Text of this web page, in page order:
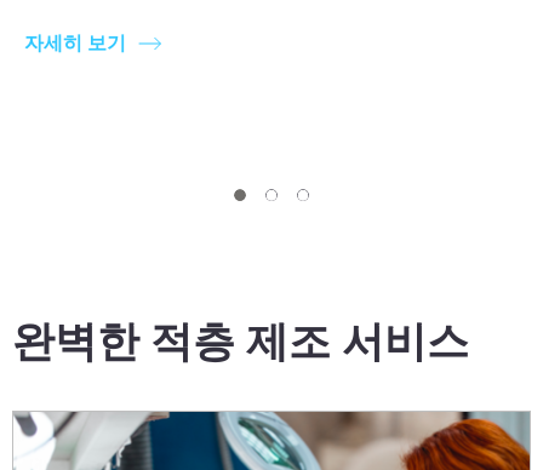
자세히 보기
완벽한 적층 제조 서비스